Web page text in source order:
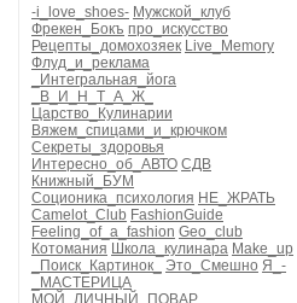
-i_love_shoes- Мужской_клуб
Фрекен_Бокъ про_искусство
Рецепты_домохозяек Live_Memory
Флуд_и_реклама
_Интегральная_йога
_В_И_Н_Т_А_Ж_
Царство_Кулинарии
Вяжем_спицами_и_крючком
Секреты_здоровья
Интересно_об_АВТО СДВ
Книжный_БУМ
Соционика_психология НЕ_ЖРАТЬ
Camelot_Club FashionGuide
Feeling_of_a_fashion Geo_club
Котомания Школа_кулинара Make_up
_Поиск_Картинок_
Это_Смешно Я_-
_МАСТЕРИЦА
МОЙ_ЛИЧНЫЙ_ПОВАР